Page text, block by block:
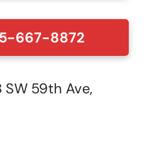
667-8872
59th Ave,